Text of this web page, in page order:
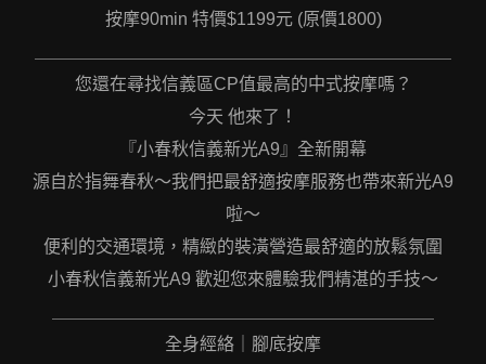
按摩90min 特價$1199元 (原價1800)
您還在尋找信義區CP值最高的中式按摩嗎？
今天 他來了！
『小春秋信義新光A9』全新開幕
源自於指舞春秋～我們把最舒適按摩服務也帶來新光A9
啦～
便利的交通環境，精緻的裝潢營造最舒適的放鬆氛圍
小春秋信義新光A9 歡迎您來體驗我們精湛的手技～
全身經絡｜腳底按摩